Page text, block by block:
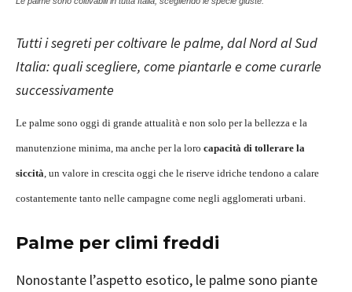
Tutti i segreti per coltivare le palme, dal Nord al Sud
Italia: quali scegliere, come piantarle e come curarle
successivamente
Le palme sono oggi di grande attualità e non solo per la bellezza e la
manutenzione minima, ma anche per la loro capacità di tollerare la
siccità , un valore in crescita oggi che le riserve idriche tendono a calare
costantemente tanto nelle campagne come negli agglomerati urbani.
Palme per climi freddi
Nonostante l’aspetto esotico, le palme sono piante